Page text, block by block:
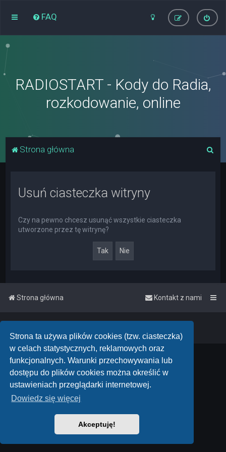
Strona ta używa plików cookies (tzw. ciasteczka)
w celach statystycznych, reklamowych oraz
funkcjonalnych. Warunki przechowywania lub
dostępu do plików cookies można określić w
ustawieniach przeglądarki internetowej.
Dowiedz się więcej
Akceptuję!
FAQ
RADIOSTART - Kody do Radia,
rozkodowanie, online
Strona główna
Usuń ciasteczka witryny
Czy na pewno chcesz usunąć wszystkie ciasteczka
utworzone przez tę witrynę?
Strona główna Kontakt z nami
Powered byphpBB™• Design byPlanetStyles
Polski pakiet językowy dostarcza phpBB.pl